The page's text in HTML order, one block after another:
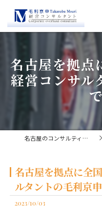
名古屋を拠点
経営コンサル
名古屋のコンサルティングなら経営コンサルタント毛利京申
名古屋を拠点に全
ルタントの毛利京
2023/10/03